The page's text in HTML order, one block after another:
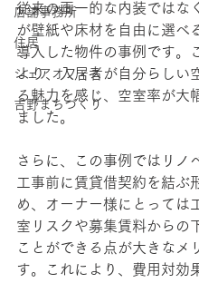
店舗事務所
住居
シェアオフィス
吉野まちづくり
従来の画一的な内装ではな
が壁紙や床材を自由に選べ
導入した物件の事例です。
より、入居者が自分らしい
る魅力を感じ、空室率が大
ました。
さらに、この事例ではリノ
工事前に賃貸借契約を結ぶ
め、オーナー様にとっては
室リスクや募集賃料からの
ことができる点が大きなメ
す。これにより、費用対効